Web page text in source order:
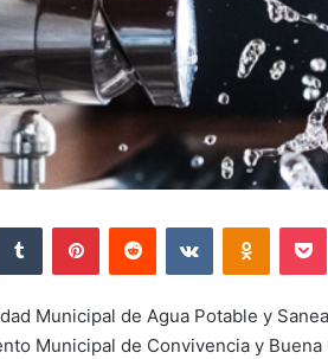
Tumblr PinterestReddit VKontakte
Municipal de Agua Potable y
Municipal de Convivencia y